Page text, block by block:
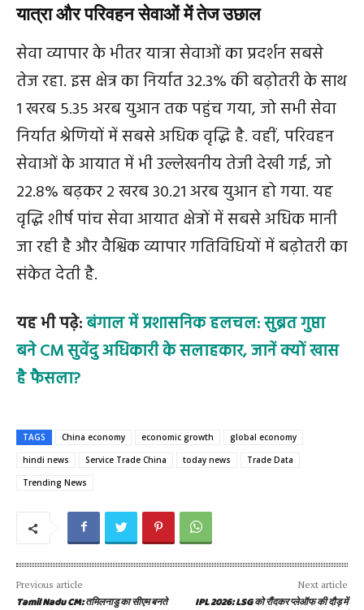
यात्रा और परिवहन सेवाओं में तेज उछाल
सेवा व्यापार के भीतर यात्रा सेवाओं का प्रदर्शन सबसे
तेज रहा. इस क्षेत्र का निर्यात 32.3% की बढ़ोतरी के साथ
1 खरब 5.35 अरब युआन तक पहुंच गया, जो सभी सेवा
निर्यात श्रेणियों में सबसे अधिक वृद्धि है. वहीं, परिवहन
सेवाओं के आयात में भी उल्लेखनीय तेजी देखी गई, जो
22.8% बढ़कर 2 खरब 30.21 अरब युआन हो गया. यह
वृद्धि शीर्ष पांच सेवा आयात क्षेत्रों में सबसे अधिक मानी
जा रही है और वैश्विक व्यापार गतिविधियों में बढ़ोतरी का
संकेत देती है.
यह भी पढ़े:बंगाल में प्रशासनिक हलचल: सुब्रत गुप्ता
बने CM सुवेंदु अधिकारी के सलाहकार, जानें क्यों खास
है फैसला?
TAGS China economy economic growth
global economy
hindi news
Service Trade China today news
Trade Data
Trending News
Previous article
Tamil Nadu CM: तमिलनाडु का सीएम बनते
Next article
IPL 2026: LSG को रौंदकर प्लेऑफ की दौड़ में